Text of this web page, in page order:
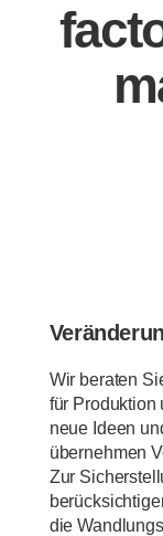
Wir beraten
für Produktion
neue Ideen
übernehmen
Zur
die